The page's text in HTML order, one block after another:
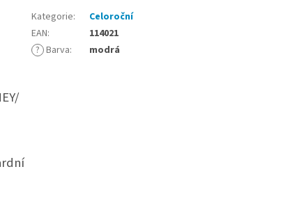
Kategorie:
Celoroční
EAN:
114021
? Barva: modrá